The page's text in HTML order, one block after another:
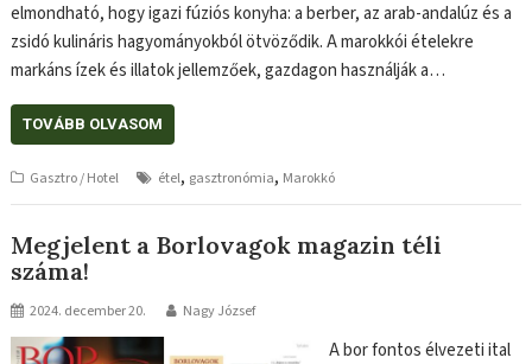
elmondható, hogy igazi fúziós konyha: a berber, az arab-andalúz és a
zsidó kulináris hagyományokból ötvöződik. A marokkói ételekre
markáns ízek és illatok jellemzőek, gazdagon használják a…
TOVÁBB OLVASOM
Gasztro / Hotel étel, gasztronómia, Marokkó
Megjelent a Borlovagok magazin téli
száma!
2024. december 20. Nagy József
A bor fontos élvezeti ital